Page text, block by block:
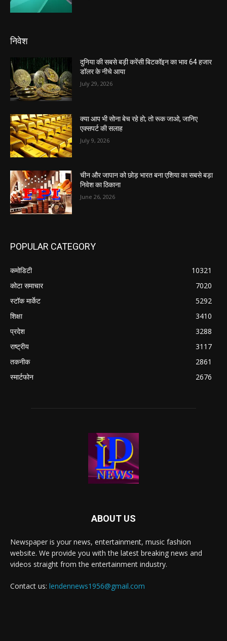
निवेश
दुनिया की सबसे बड़ी करेंसी बिटकॉइन का भाव 64 हजार
डॉलर के नीचे आया
July 29, 2026
क्या आप भी सोना बेच रहे हो; तो रूक जाओ, जानिए
एक्सपर्ट की सलाह
July 9, 2026
चीन और जापान को छोड़ भारत बना एशिया का सबसे बड़ा
निवेश का ठिकाना
June 26, 2026
POPULAR CATEGORY
कमोडिटी
10321
कोटा समाचार
7020
स्टॉक मार्केट
5292
शिक्षा
3410
प्रदेश
3288
राष्ट्रीय
3117
तकनीक
2861
स्मार्टफोन
2676
ABOUT US
Newspaper is your news, entertainment, music fashion
website. We provide you with the latest breaking news and
videos straight from the entertainment industry.
Contact us: lendennews1956@gmail.com